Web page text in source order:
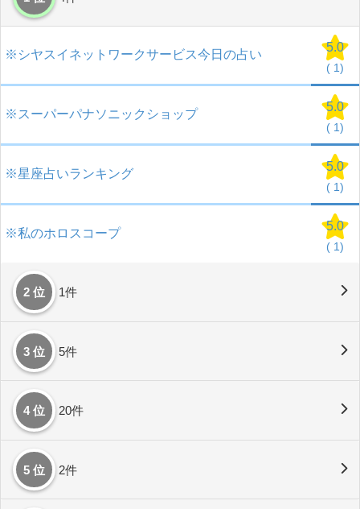
※シヤスイネットワークサービス今日の占い
5.0
( 1)
※スーパーパナソニックショップ
5.0
( 1)
※星座占いランキング
5.0
( 1)
※私のホロスコープ
5.0
( 1)
2 位 1件
3 位 5件
4 位 20件
5 位 2件